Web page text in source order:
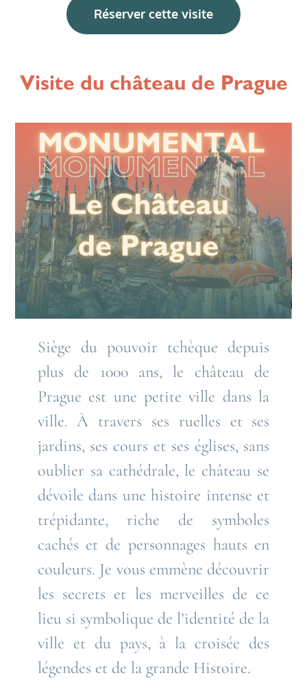
Réserver cette visite
Visite du château de Prague
Siège du pouvoir tchèque depuis
plus de 1000 ans, le château de
Prague est une petite ville dans la
ville. À travers ses ruelles et ses
jardins, ses cours et ses églises, sans
oublier sa cathédrale, le château se
dévoile dans une histoire intense et
trépidante, riche de symboles
cachés et de personnages hauts en
couleurs. Je vous emmène découvrir
les secrets et les merveilles de ce
lieu si symbolique de l’identité de la
ville et du pays, à la croisée des
légendes et de la grande Histoire.